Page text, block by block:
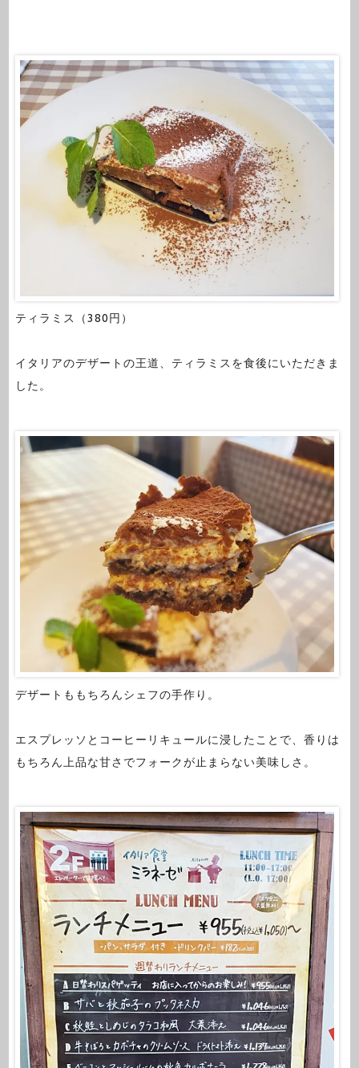
ティラミス（380円）
イタリアのデザートの王道、ティラミスを食後にいただきま
した。
デザートももちろんシェフの手作り。
エスプレッソとコーヒーリキュールに浸したことで、香りは
もちろん上品な甘さでフォークが止まらない美味しさ。